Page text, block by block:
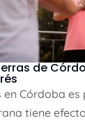
de
en Córdoba es
tiene